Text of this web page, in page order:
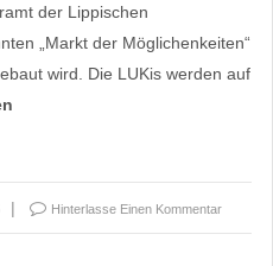
der Lippischen
„Markt der Möglichenkeiten“
wird. Die LUKis werden auf
Hinterlasse Einen Kommentar